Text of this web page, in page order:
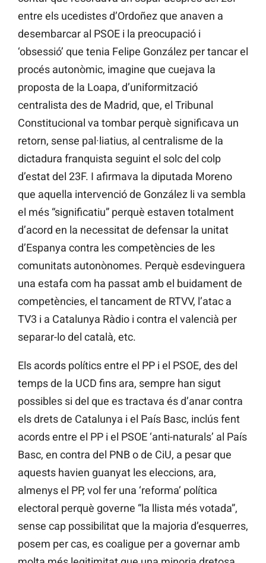
entre els ucedistes d’Ordoñez que anaven a
desembarcar al PSOE i la preocupació i
‘obsessió’ que tenia Felipe González per tancar el
procés autonòmic, imagine que cuejava la
proposta de la Loapa, d’uniformització
centralista des de Madrid, que, el Tribunal
Constitucional va tombar perquè significava un
retorn, sense pal·liatius, al centralisme de la
dictadura franquista seguint el solc del colp
d’estat del 23F. I afirmava la diputada Moreno
que aquella intervenció de González li va sembla
el més “significatiu” perquè estaven totalment
d’acord en la necessitat de defensar la unitat
d’Espanya contra les competències de les
comunitats autonònomes. Perquè esdevinguera
una estafa com ha passat amb el buidament de
competències, el tancament de RTVV, l’atac a
TV3 i a Catalunya Ràdio i contra el valencià per
separar-lo del català, etc.
Els acords polítics entre el PP i el PSOE, des del
temps de la UCD fins ara, sempre han sigut
possibles si del que es tractava és d’anar contra
els drets de Catalunya i el País Basc, inclús fent
acords entre el PP i el PSOE ‘anti-naturals’ al País
Basc, en contra del PNB o de CiU, a pesar que
aquests havien guanyat les eleccions, ara,
almenys el PP, vol fer una ‘reforma’ política
electoral perquè governe “la llista més votada”,
sense cap possibilitat que la majoria d’esquerres,
posem per cas, es coaligue per a governar amb